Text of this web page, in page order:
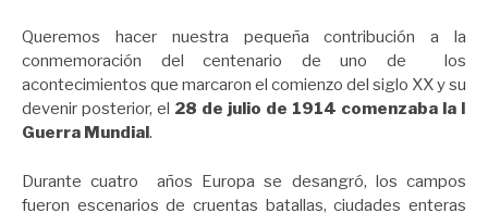
Queremos hacer nuestra pequeña contribución a la
conmemoración del centenario de uno de los
acontecimientos que marcaron el comienzo del siglo XX y su
devenir posterior, el 28 de julio de 1914 comenzaba la I
Guerra Mundial.
Durante cuatro años Europa se desangró, los campos
fueron escenarios de cruentas batallas, ciudades enteras